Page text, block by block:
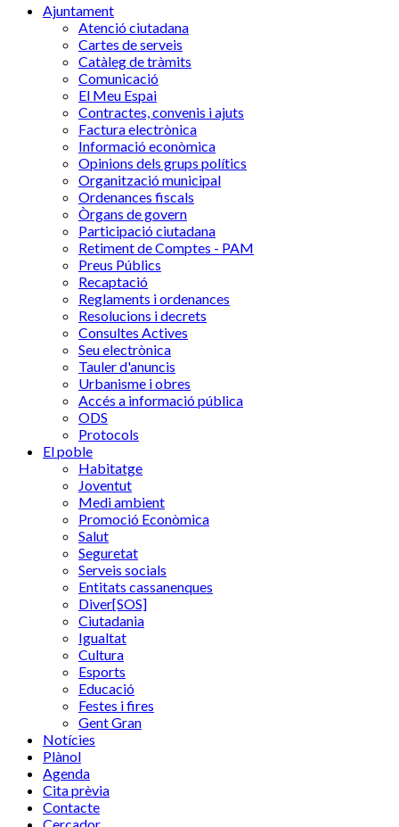
Ajuntament
Atenció ciutadana
Cartes de serveis
Catàleg de tràmits
Comunicació
El Meu Espai
Contractes, convenis i ajuts
Factura electrònica
Informació econòmica
Opinions dels grups polítics
Organització municipal
Ordenances fiscals
Òrgans de govern
Participació ciutadana
Retiment de Comptes - PAM
Preus Públics
Recaptació
Reglaments i ordenances
Resolucions i decrets
Consultes Actives
Seu electrònica
Tauler d'anuncis
Urbanisme i obres
Accés a informació pública
ODS
Protocols
El poble
Habitatge
Joventut
Medi ambient
Promoció Econòmica
Salut
Seguretat
Serveis socials
Entitats cassanenques
Diver[SOS]
Ciutadania
Igualtat
Cultura
Esports
Educació
Festes i fires
Gent Gran
Notícies
Plànol
Agenda
Cita prèvia
Contacte